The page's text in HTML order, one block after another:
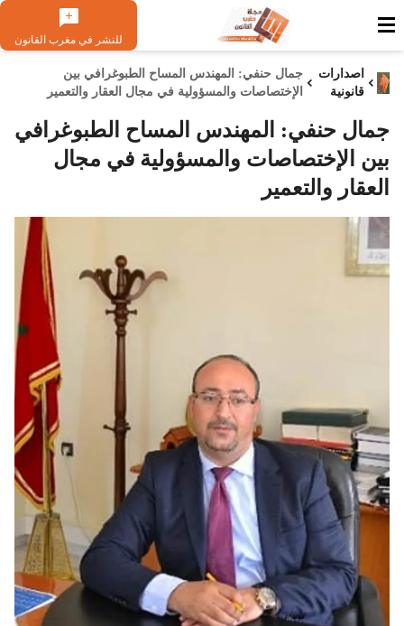
للنشر في مغرب القانون
اصدارات
قانونية
جمال حنفي: المهندس المساح الطبوغرافي بين
الإختصاصات والمسؤولية في مجال العقار والتعمير
جمال حنفي: المهندس المساح الطبوغرافي
بين الإختصاصات والمسؤولية في مجال
العقار والتعمير